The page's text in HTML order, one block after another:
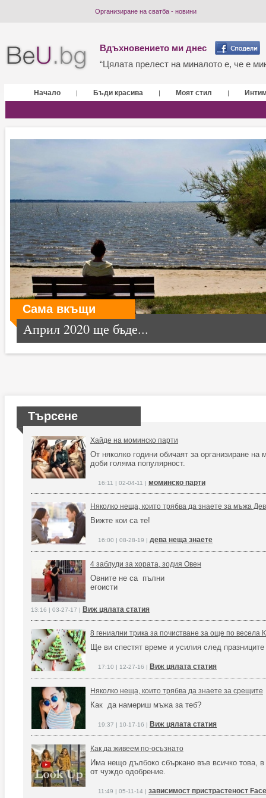
Организиране на сватба - новини
Вдъхновението ми днес
“Цялата прелест на миналото е, че е
Начало | Бъди красива | Моят стил |
Сама вкъщи
Април 2020 ще бъде...
Търсене
Хайде на моминско парти
От няколко години обичаят за организиране на
доби голяма популярност.
16:11 | 02-04-11 | моминско парти
Няколко неща, които трябва да знаете за мъжa
Вижте кои са те!
16:00 | 08-28-19 | дева неща знаете
4 заблуди за хората, зодия Овен
Овните не са пълни
егоисти
13:16 | 03-27-17 | Виж цялата статия
8 гениални трика за почистване за още по весела
Ще ви спестят време и усилия след празниците
17:10 | 12-27-16 | Виж цялата статия
Няколко неща, които трябва да знаете за срещите
Как да намериш мъжа за теб?
19:37 | 10-17-16 | Виж цялата статия
Как да живеем по-осъзнато
Има нещо дълбоко сбъркано във всичко това, в
от чуждо одобрение.
11:49 | 05-11-14 | зависимост пристрастеност